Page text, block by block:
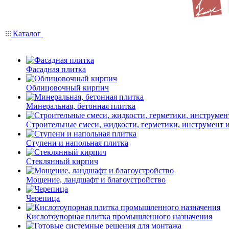
Каталог
Фасадная плитка
Облицовочный кирпич
Минеральная, бетонная плитка
Строительные смеси, жидкости, герметики, инструмент
Ступени и напольная плитка
Cтеклянный кирпич
Мощение, ландшафт и благоустройство
Черепица
Кислотоупорная плитка промышленного назначения